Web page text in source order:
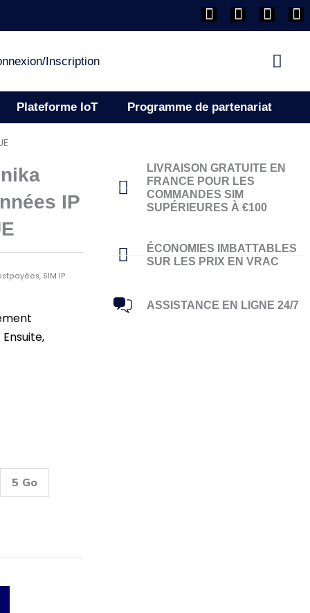
F
a
o
o
k
I
n
g
r
a
L
i
k
e
d
i
n
Y
o
b
Inscription
Plateforme IoT Programme de partenariat
IP
, SIM IP
5 Go
LIVRAISON GRATUITE EN
FRANCE POUR LES
COMMANDES SIM
SUPÉRIEURES À €100
ÉCONOMIES IMBATTABLES
SUR LES PRIX EN VRAC
ASSISTANCE EN LIGNE 24/7